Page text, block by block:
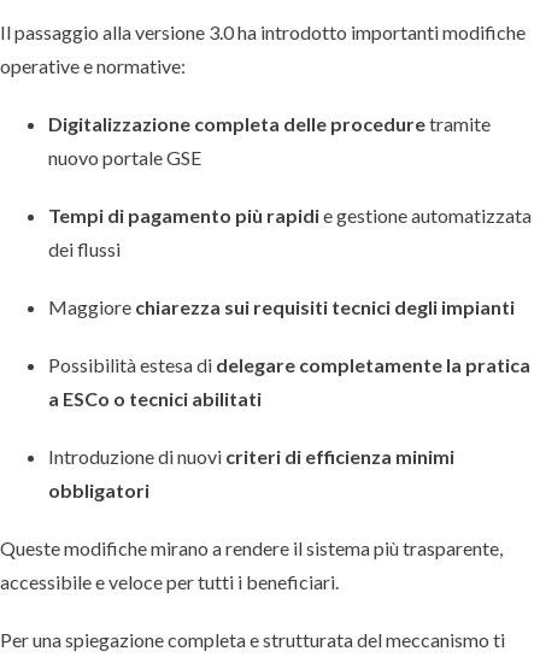
Il passaggio alla versione 3.0 ha introdotto importanti modifiche
operative e normative:
Digitalizzazione completa delle proceduretramite
nuovo portale GSE
Tempi di pagamento più rapidie gestione automatizzata
dei flussi
Maggiore chiarezza sui requisiti tecnici degli impianti
Possibilità estesa di delegare completamente la pratica
a ESCo o tecnici abilitati
Introduzione di nuovi criteri di efficienza minimi
obbligatori
Queste modifiche mirano a rendere il sistema più trasparente,
accessibile e veloce per tutti i beneficiari.
Per una spiegazione completa e strutturata del meccanismo ti